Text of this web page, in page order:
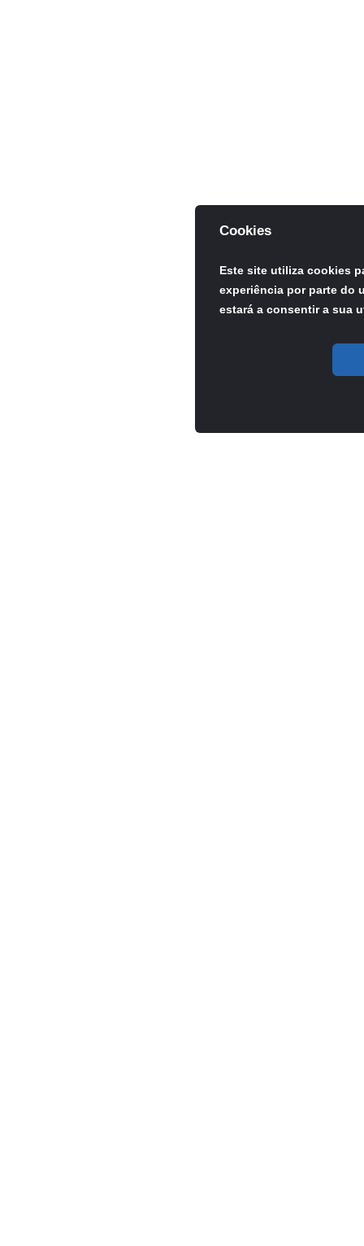
Cookies
Este site utiliza cookies
experiência por parte do
estará a consentir a sua